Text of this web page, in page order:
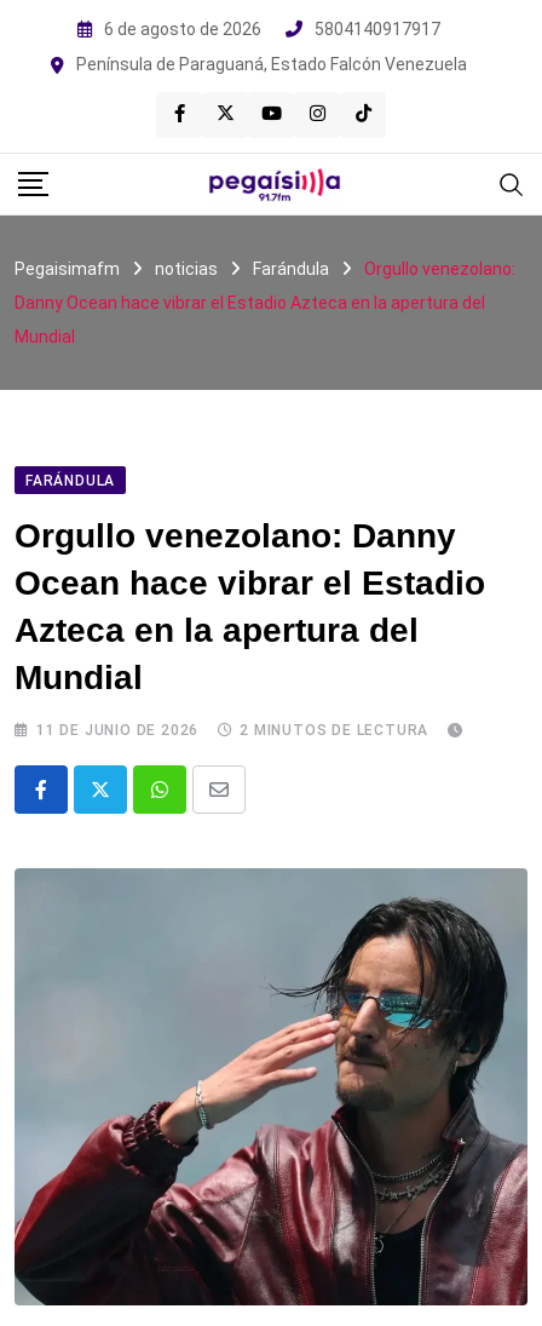
6 de agosto de 2026
5804140917917
Península de Paraguaná, Estado Falcón Venezuela
Pegaisimafm noticias Farándula
Orgullo venezolano:
Danny Ocean hace vibrar el Estadio Azteca en la apertura del
Mundial
FARÁNDULA
Orgullo venezolano: Danny
Ocean hace vibrar el Estadio
Azteca en la apertura del
Mundial
11 DE JUNIO DE 2026 2 MINUTOS DE LECTURA
WhatsappComparte
email